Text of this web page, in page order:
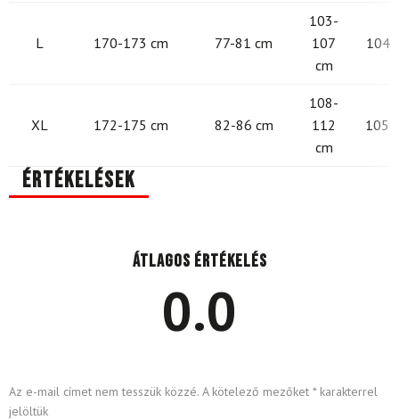
L 170-173 cm 77-81 cm
103-
107
cm
104
XL 172-175 cm 82-86 cm
108-
112
cm
105
Értékelések
Átlagos értékelés
0.0
Az e-mail címet nem tesszük közzé. A kötelező mezőket *karakterrel
jelöltük